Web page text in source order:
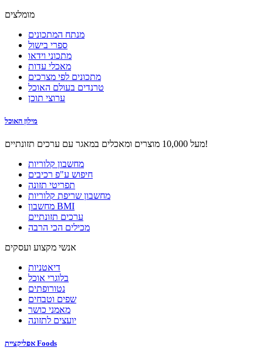
מומלצים
מנתח המתכונים
ספרי בישול
מתכוני וידאו
מאכלי עדות
מתכונים לפי מצרכים
טרנדים בעולם האוכל
ערוצי תוכן
מילון האוכל
מעל 10,000 מוצרים ומאכלים במאגר עם ערכים תזונתיים!
מחשבון קלוריות
חיפוש ע"פ רכיבים
תפריטי תזונה
מחשבון שריפת קלוריות
מחשבון BMI
ערכים תזונתיים
מכילים הכי הרבה
אנשי מקצוע ועסקים
דיאטניות
בלוגרי אוכל
נטורופתים
שפים וטבחים
מאמני כושר
יועצים לתזונה
אפליקציית Foods